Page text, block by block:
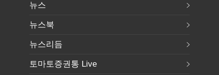
뉴스
뉴스북
뉴스리듬
토마토증권통 Live